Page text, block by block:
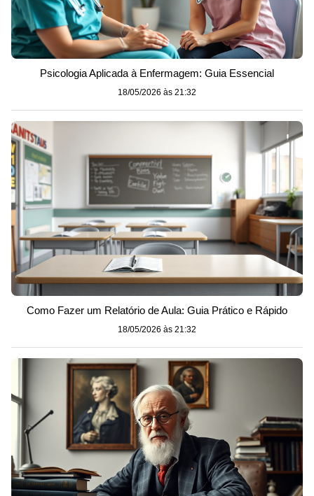
Psicologia Aplicada à Enfermagem: Guia Essencial
18/05/2026 às 21:32
Como Fazer um Relatório de Aula: Guia Prático e Rápido
18/05/2026 às 21:32